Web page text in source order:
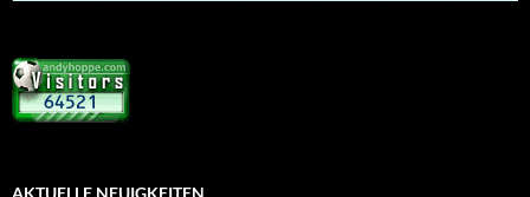
AKTUELLE NEUIGKEITEN